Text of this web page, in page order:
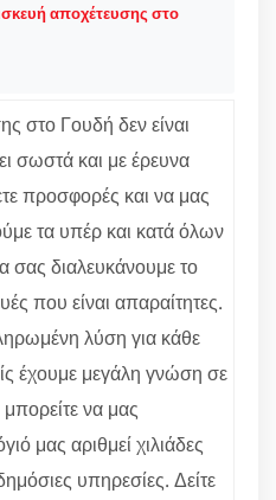
αποχέτευσης στο
στο Γουδή δεν είναι
σωστά και με έρευνα
προσφορές και να μας
τα υπέρ και κατά όλων
διαλευκάνουμε το
που είναι απαραίτητες.
λύση για κάθε
έχουμε μεγάλη γνώση σε
να μας
μας αριθμεί χιλιάδες
υπηρεσίες. Δείτε